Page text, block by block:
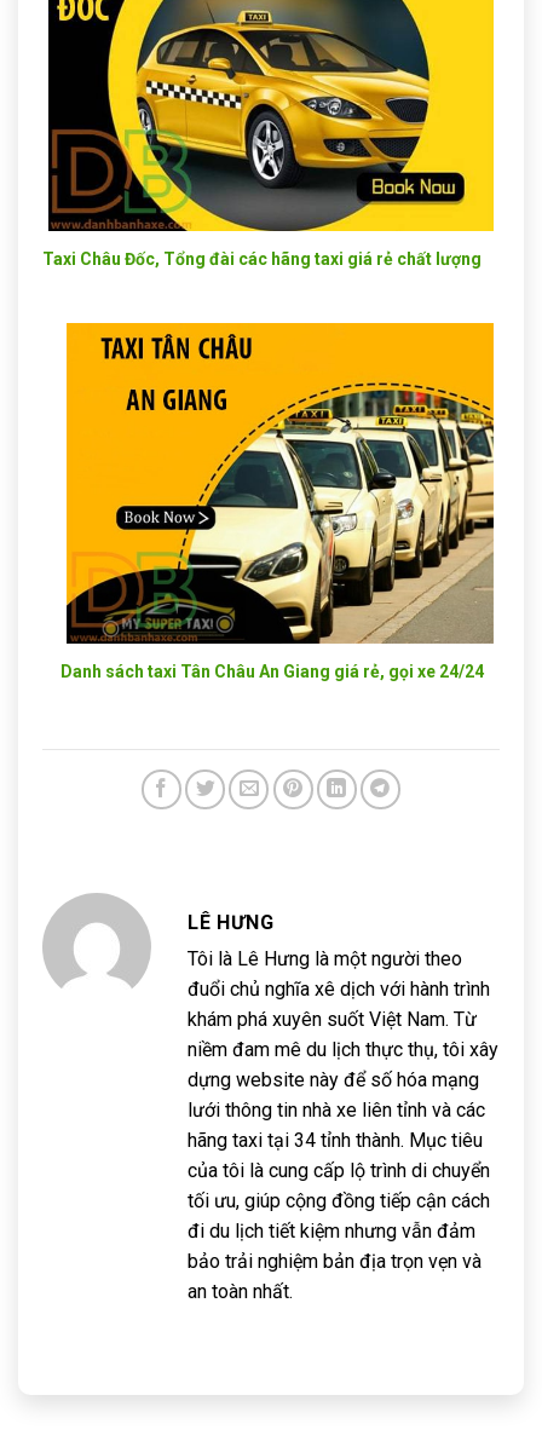
Taxi Châu Đốc, Tổng đài các hãng taxi giá rẻ chất lượng
Danh sách taxi Tân Châu An Giang giá rẻ, gọi xe 24/24
LÊ HƯNG
Tôi là Lê Hưng là một người theo
đuổi chủ nghĩa xê dịch với hành trình
khám phá xuyên suốt Việt Nam. Từ
niềm đam mê du lịch thực thụ, tôi xây
dựng website này để số hóa mạng
lưới thông tin nhà xe liên tỉnh và các
hãng taxi tại 34 tỉnh thành. Mục tiêu
của tôi là cung cấp lộ trình di chuyển
tối ưu, giúp cộng đồng tiếp cận cách
đi du lịch tiết kiệm nhưng vẫn đảm
bảo trải nghiệm bản địa trọn vẹn và
an toàn nhất.